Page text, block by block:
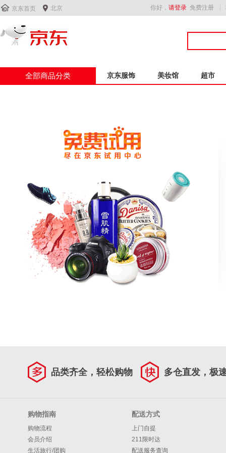
 京东首页  北京 你好， 请登录 免费注册
全部商品分类 京东服饰 美妆馆 超市
品类齐全，轻松购物 多仓直发，极
购物指南
购物流程
会员介绍
生活旅行/团购
配送方式
上门自提
211限时达
配送服务查询